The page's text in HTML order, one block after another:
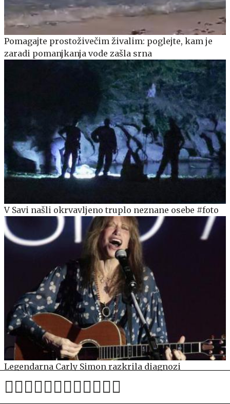
Pomagajte prostoživečim živalim: poglejte, kam je
zaradi pomanjkanja vode zašla srna
V Savi našli okrvavljeno truplo neznane osebe #foto
Legendarna Carly Simon razkrila diagnozi
Parkinsonove bolezni in kožnega raka